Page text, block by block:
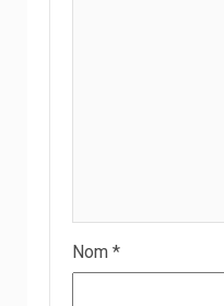
Nom *